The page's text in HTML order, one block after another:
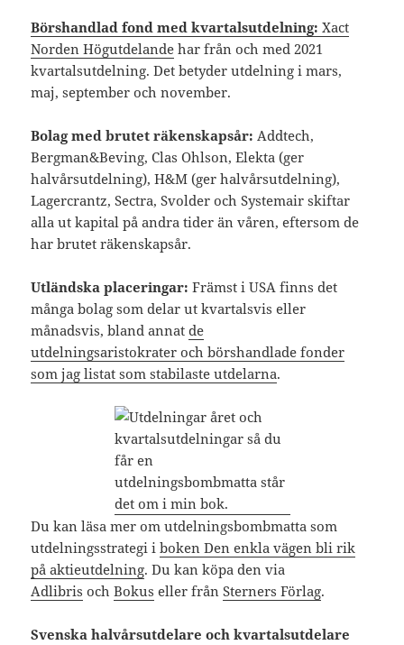
Börshandlad fond med kvartalsutdelning: Xact
Norden Högutdelande har från och med 2021
kvartalsutdelning. Det betyder utdelning i mars,
maj, september och november.
Bolag med brutet räkenskapsår: Addtech,
Bergman&Beving, Clas Ohlson, Elekta (ger
halvårsutdelning), H&M (ger halvårsutdelning),
Lagercrantz, Sectra, Svolder och Systemair skiftar
alla ut kapital på andra tider än våren, eftersom de
har brutet räkenskapsår.
Utländska placeringar: Främst i USA finns det
många bolag som delar ut kvartalsvis eller
månadsvis, bland annatde
utdelningsaristokrater och börshandlade fonder
som jag listat som stabilaste utdelarna.
Du kan läsa mer om utdelningsbombmatta som
utdelningsstrategi iboken Den enkla vägen bli rik
på aktieutdelning. Du kan köpa den via
Adlibris ochBokus eller frånSterners Förlag.
Svenska halvårsutdelare och kvartalsutdelare